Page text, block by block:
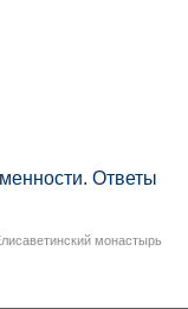
Ответы
монастырь